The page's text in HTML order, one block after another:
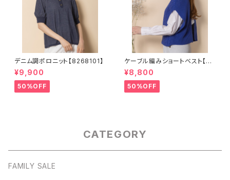
デニム調ポロニット【8268101】
¥9,900
50%OFF
ケーブル編みショートベスト【82
68001】
¥8,800
50%OFF
CATEGORY
FAMILY SALE